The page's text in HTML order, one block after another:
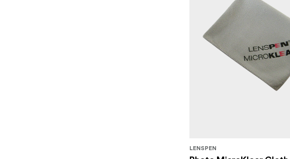
LENSPEN